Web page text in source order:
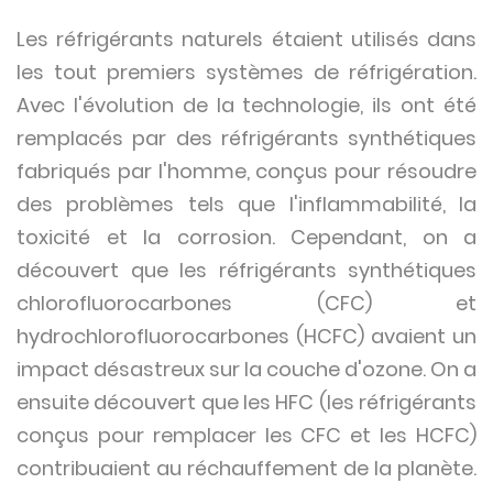
Les réfrigérants naturels étaient utilisés dans
les tout premiers systèmes de réfrigération.
Avec l'évolution de la technologie, ils ont été
remplacés par des réfrigérants synthétiques
fabriqués par l'homme, conçus pour résoudre
des problèmes tels que l'inflammabilité, la
toxicité et la corrosion. Cependant, on a
découvert que les réfrigérants synthétiques
chlorofluorocarbones (CFC) et
hydrochlorofluorocarbones (HCFC) avaient un
impact désastreux sur la couche d'ozone. On a
ensuite découvert que les HFC (les réfrigérants
conçus pour remplacer les CFC et les HCFC)
contribuaient au réchauffement de la planète.